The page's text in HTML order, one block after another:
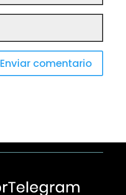
Enviar comentario